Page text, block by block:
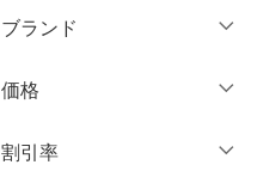
パンツ
ワンピース・ドレス
スカート
ブランド
価格
割引率